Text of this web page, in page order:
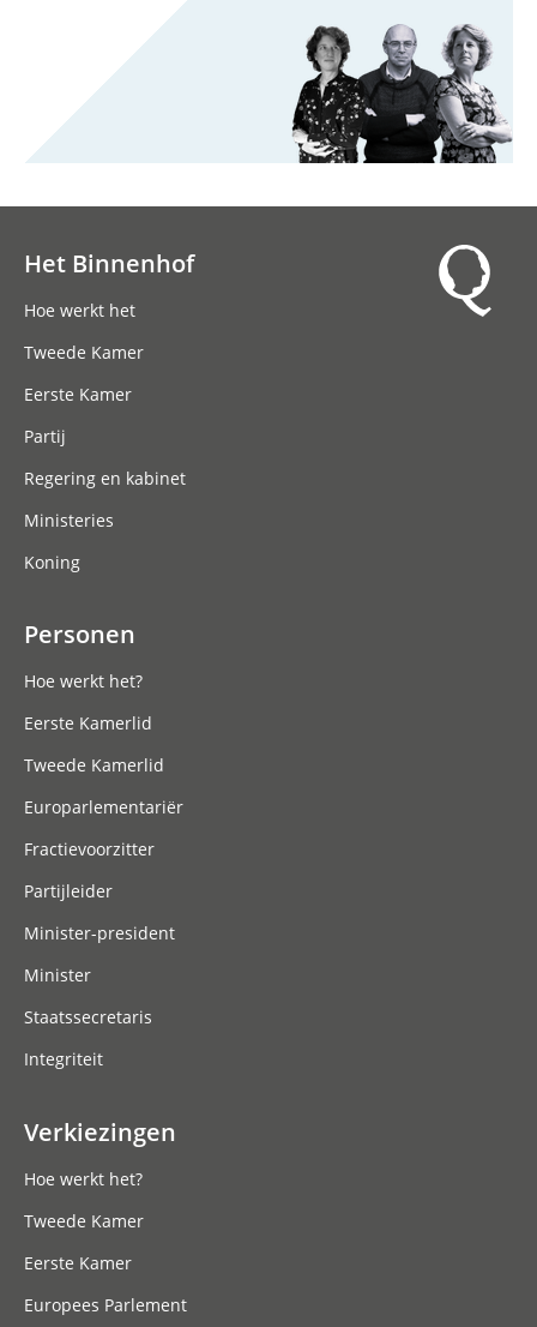
Het Binnenhof
Hoe werkt het
Tweede Kamer
Eerste Kamer
Partij
Regering en kabinet
Ministeries
Koning
Personen
Hoe werkt het?
Eerste Kamerlid
Tweede Kamerlid
Europarlementariër
Fractievoorzitter
Partijleider
Minister-president
Minister
Staatssecretaris
Integriteit
Verkiezingen
Hoe werkt het?
Tweede Kamer
Eerste Kamer
Europees Parlement